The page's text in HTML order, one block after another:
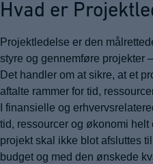
Hvad er
Projektledelse er den
styre og gennemføre projekter
Det handler om at sikre, at et
aftalte rammer for tid,
I finansielle og
tid, ressourcer og økonomi
projekt skal ikke blot afsluttes
budget og med den ønskede